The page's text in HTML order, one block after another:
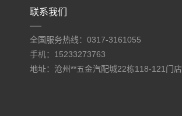
联系我们
全国服务热线：0317-3161055
手机：15233273763
地址：沧州**五金汽配城22栋118-121门店